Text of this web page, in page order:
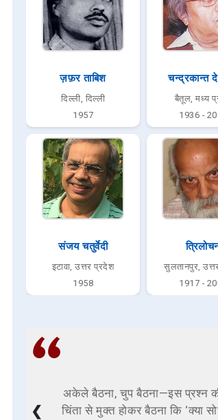
ज़फ़र ताबिश
दिल्ली, दिल्ली
1957
चन्द्रकान्त
बैतूल, मध्य
1936 -
संजय चतुर्वेदी
इटावा, उत्तर प्रदेश
1958
सुलतानपुर,
1917 -
अकेले बैठना, चुप बैठना—इस प्रश्न
चिंता से मुक्त होकर बैठना कि ‘क्या
❮